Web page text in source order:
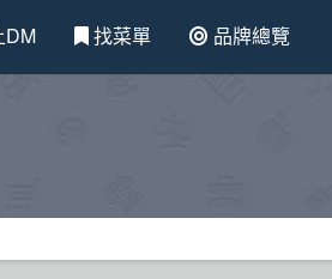
DM 找菜單 品牌總覽